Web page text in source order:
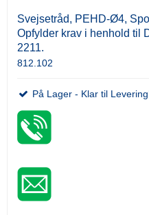
Svejsetråd, PEHD-Ø4,
Opfylder krav i henhold til
2211.
812.102
På Lager - Klar til